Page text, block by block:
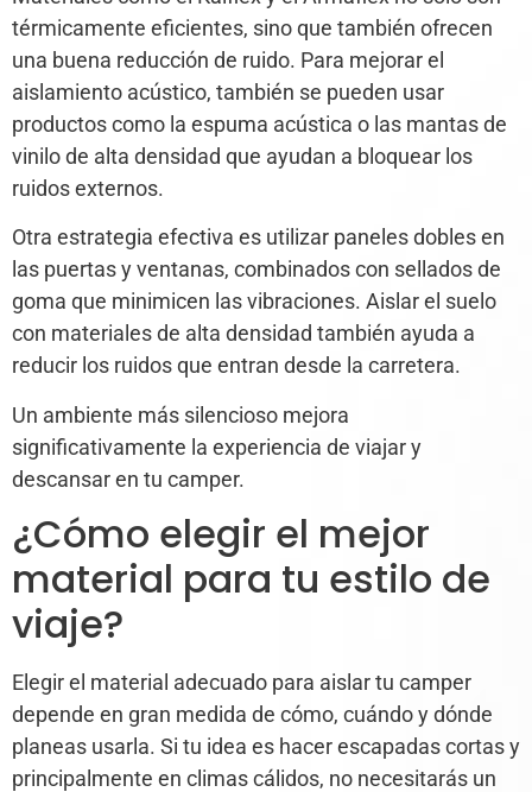
térmicamente eficientes, sino que también ofrecen
una buena reducción de ruido. Para mejorar el
aislamiento acústico, también se pueden usar
productos como la espuma acústica o las mantas de
vinilo de alta densidad que ayudan a bloquear los
ruidos externos.
Otra estrategia efectiva es utilizar paneles dobles en
las puertas y ventanas, combinados con sellados de
goma que minimicen las vibraciones. Aislar el suelo
con materiales de alta densidad también ayuda a
reducir los ruidos que entran desde la carretera.
Un ambiente más silencioso mejora
significativamente la experiencia de viajar y
descansar en tu camper.
¿Cómo elegir el mejor
material para tu estilo de
viaje?
Elegir el material adecuado para aislar tu camper
depende en gran medida de cómo, cuándo y dónde
planeas usarla. Si tu idea es hacer escapadas cortas y
principalmente en climas cálidos, no necesitarás un